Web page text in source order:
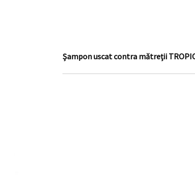
Şampon uscat contra mătreţii